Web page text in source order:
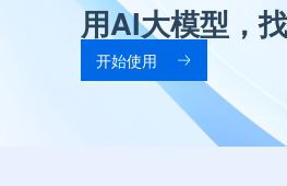
用AI大模型，
开始使用